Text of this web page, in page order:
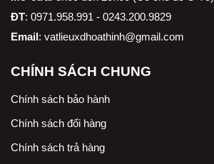
ĐT: 0971.958.991 - 0243.200.9829
Email: vatlieuxdhoathinh@gmail.com
CHÍNH SÁCH CHUNG
Chính sách bảo hành
Chính sách đổi hàng
Chính sách trả hàng